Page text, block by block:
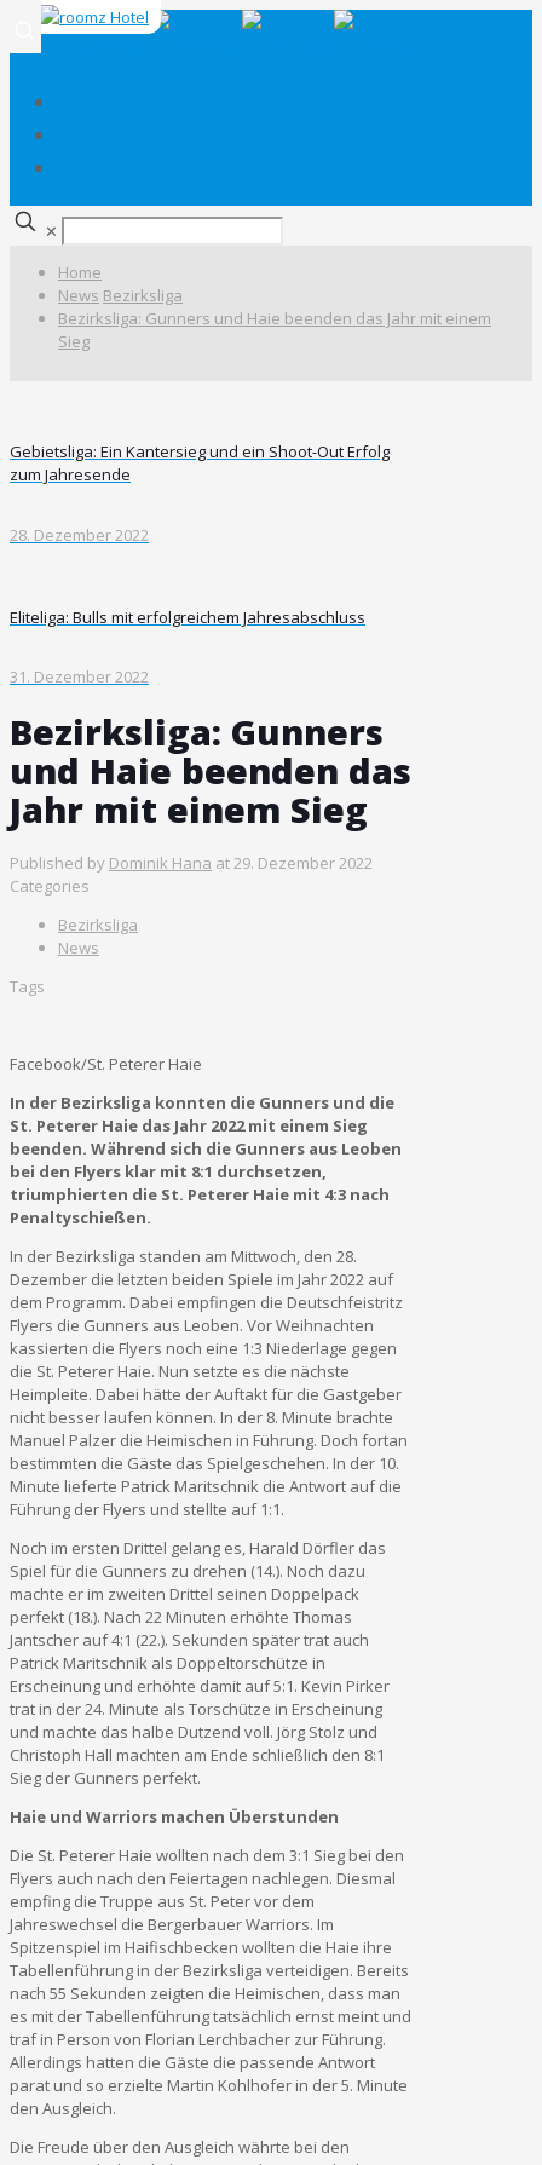
✕
Home
News Bezirksliga
Bezirksliga: Gunners und Haie beenden das Jahr mit einem
Sieg
Gebietsliga: Ein Kantersieg und ein Shoot-Out Erfolg
zum Jahresende
28. Dezember 2022
Eliteliga: Bulls mit erfolgreichem Jahresabschluss
31. Dezember 2022
Bezirksliga: Gunners
und Haie beenden das
Jahr mit einem Sieg
Published by Dominik Hana at29. Dezember 2022
Categories
Bezirksliga
News
Tags
Facebook/St. Peterer Haie
In der Bezirksliga konnten die Gunners und die
St. Peterer Haie das Jahr 2022 mit einem Sieg
beenden. Während sich die Gunners aus Leoben
bei den Flyers klar mit 8:1 durchsetzen,
triumphierten die St. Peterer Haie mit 4:3 nach
Penaltyschießen.
In der Bezirksliga standen am Mittwoch, den 28.
Dezember die letzten beiden Spiele im Jahr 2022 auf
dem Programm. Dabei empfingen die Deutschfeistritz
Flyers die Gunners aus Leoben. Vor Weihnachten
kassierten die Flyers noch eine 1:3 Niederlage gegen
die St. Peterer Haie. Nun setzte es die nächste
Heimpleite. Dabei hätte der Auftakt für die Gastgeber
nicht besser laufen können. In der 8. Minute brachte
Manuel Palzer die Heimischen in Führung. Doch fortan
bestimmten die Gäste das Spielgeschehen. In der 10.
Minute lieferte Patrick Maritschnik die Antwort auf die
Führung der Flyers und stellte auf 1:1.
Noch im ersten Drittel gelang es, Harald Dörfler das
Spiel für die Gunners zu drehen (14.). Noch dazu
machte er im zweiten Drittel seinen Doppelpack
perfekt (18.). Nach 22 Minuten erhöhte Thomas
Jantscher auf 4:1 (22.). Sekunden später trat auch
Patrick Maritschnik als Doppeltorschütze in
Erscheinung und erhöhte damit auf 5:1. Kevin Pirker
trat in der 24. Minute als Torschütze in Erscheinung
und machte das halbe Dutzend voll. Jörg Stolz und
Christoph Hall machten am Ende schließlich den 8:1
Sieg der Gunners perfekt.
Haie und Warriors machen Überstunden
Die St. Peterer Haie wollten nach dem 3:1 Sieg bei den
Flyers auch nach den Feiertagen nachlegen. Diesmal
empfing die Truppe aus St. Peter vor dem
Jahreswechsel die Bergerbauer Warriors. Im
Spitzenspiel im Haifischbecken wollten die Haie ihre
Tabellenführung in der Bezirksliga verteidigen. Bereits
nach 55 Sekunden zeigten die Heimischen, dass man
es mit der Tabellenführung tatsächlich ernst meint und
traf in Person von Florian Lerchbacher zur Führung.
Allerdings hatten die Gäste die passende Antwort
parat und so erzielte Martin Kohlhofer in der 5. Minute
den Ausgleich.
Die Freude über den Ausgleich währte bei den